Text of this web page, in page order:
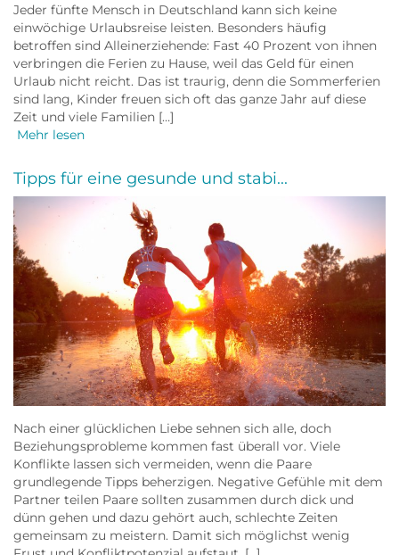
Jeder fünfte Mensch in Deutschland kann sich keine
einwöchige Urlaubsreise leisten. Besonders häufig
betroffen sind Alleinerziehende: Fast 40 Prozent von ihnen
verbringen die Ferien zu Hause, weil das Geld für einen
Urlaub nicht reicht. Das ist traurig, denn die Sommerferien
sind lang, Kinder freuen sich oft das ganze Jahr auf diese
Zeit und viele Familien […]
Mehr lesen
Tipps für eine gesunde und stabi...
Nach einer glücklichen Liebe sehnen sich alle, doch
Beziehungsprobleme kommen fast überall vor. Viele
Konflikte lassen sich vermeiden, wenn die Paare
grundlegende Tipps beherzigen. Negative Gefühle mit dem
Partner teilen Paare sollten zusammen durch dick und
dünn gehen und dazu gehört auch, schlechte Zeiten
gemeinsam zu meistern. Damit sich möglichst wenig